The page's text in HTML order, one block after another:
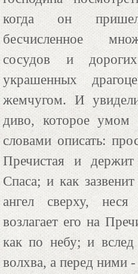
когда он
бесчисленное
сосудов и
украшенных
жемчугом. И
диво, которое умом
словами описать:
Пречистая и
Спаса; и как
ангел сверху,
возлагает его на
как по небу; и вслед
волхва, а перед ними